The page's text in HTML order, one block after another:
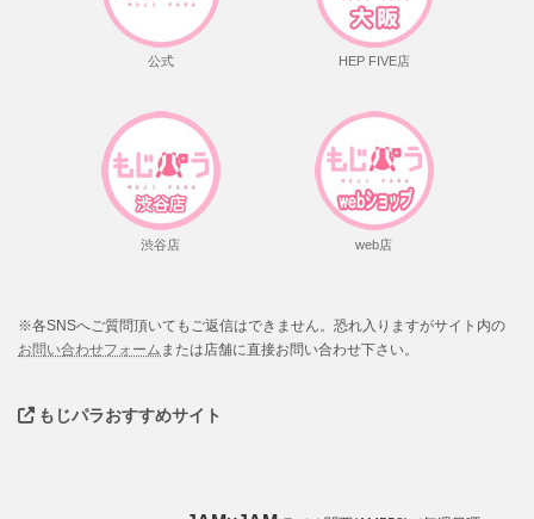
公式 HEP FIVE店
渋谷店 web店
※各SNSへご質問頂いてもご返信はできません。恐れ入りますがサイト内の
お問い合わせフォーム または店舗に直接お問い合わせ下さい。
もじパラおすすめサイト